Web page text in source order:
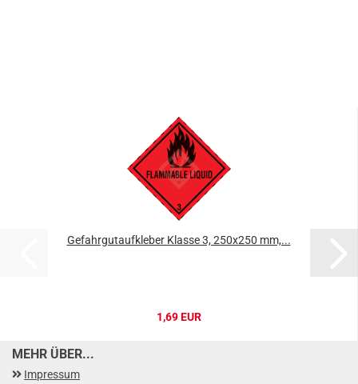
Gefahrgutaufkleber Klasse 3, 250x250 mm,...
1,69 EUR
MEHR ÜBER...
Impressum